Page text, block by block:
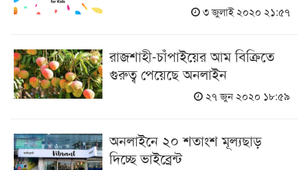
৩ জুলাই ২০২০ ২১:৫৭
রাজশাহী-চাঁপাইয়ের আম বিক্রিতে
গুরুত্ব পেয়েছে অনলাইন
২৭ জুন ২০২০ ১৮:৫৯
অনলাইনে ২০ শতাংশ মূল্যছাড়
দিচ্ছে ভাইব্রেন্ট